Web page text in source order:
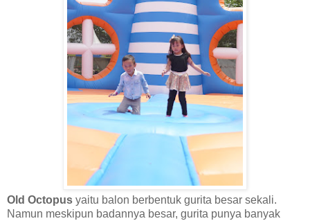
Old Octopus yaitu balon berbentuk gurita besar sekali.
Namun meskipun badannya besar, gurita punya banyak